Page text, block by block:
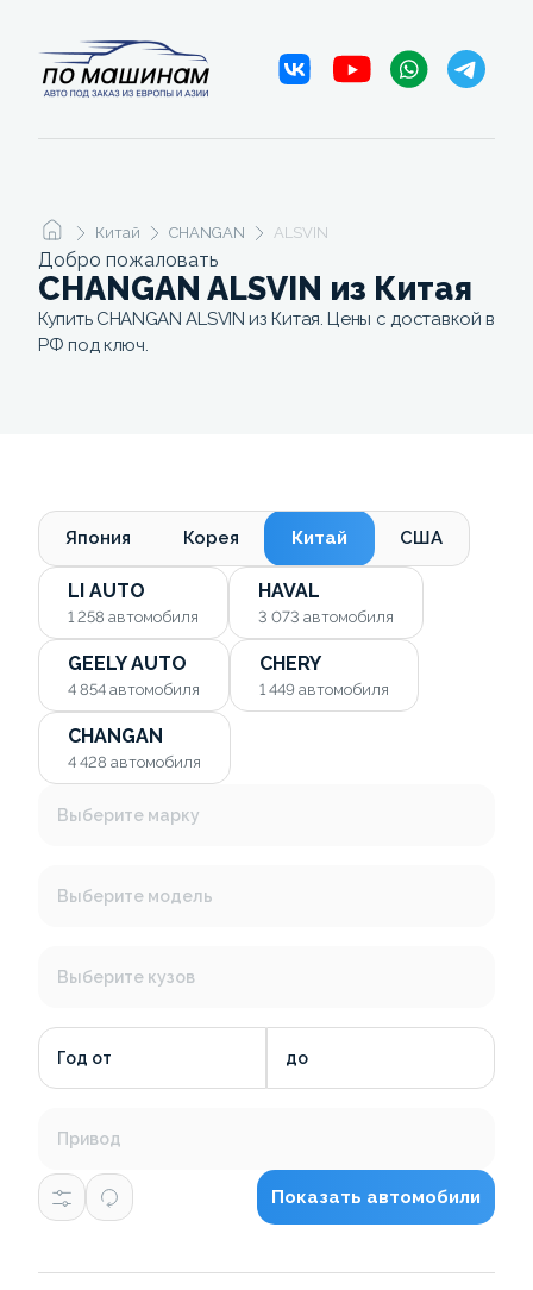
Китай CHANGAN ALSVIN
Добро пожаловать
CHANGAN ALSVIN из Китая
Купить CHANGAN ALSVIN из Китая. Цены с доставкой в
РФ под ключ.
Япония Корея Китай США
LI AUTO
1 258 автомобиля
HAVAL
3 073 автомобиля
GEELY AUTO
4 854 автомобиля
CHERY
1 449 автомобиля
CHANGAN
4 428 автомобиля
Выберите марку
Выберите модель
Выберите кузов
Год от до
Привод
Показать автомобили